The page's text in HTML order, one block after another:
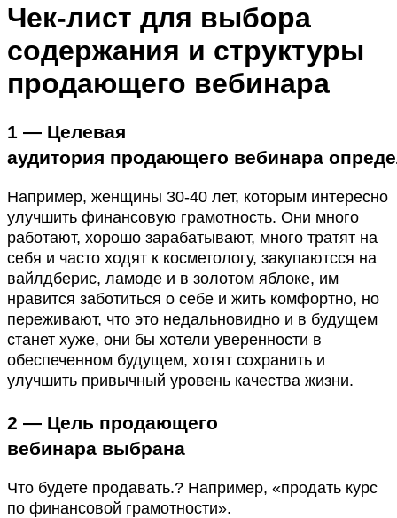
Чек-лист для выбора
содержания и структуры
продающего вебинара
1 — Целевая
аудитория продающего вебинара
Например, женщины 30-40 лет, которым интересно
улучшить финансовую грамотность. Они много
работают, хорошо зарабатывают, много тратят на
себя и часто ходят к косметологу, закупаютсся на
вайлдберис, ламоде и в золотом яблоке, им
нравится заботиться о себе и жить комфортно, но
переживают, что это недальновидно и в будущем
станет хуже, они бы хотели уверенности в
обеспеченном будущем, хотят сохранить и
улучшить привычный уровень качества жизни.
2 — Цель продающего
вебинара выбрана
Что будете продавать.? Например, «продать курс
по финансовой грамотности».